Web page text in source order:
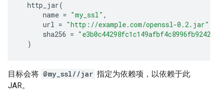
http_jar(
name = "my_ssl" ,
url = "http://example.com/openssl-0.2.jar"
sha256 =
)
目标会将 @my_ssl//jar 指定为依赖项，以依赖于此
JAR。